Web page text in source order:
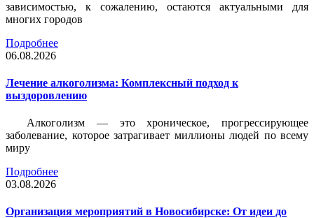
зависимостью, к сожалению, остаются актуальными для
многих городов
Подробнее
06.08.2026
Лечение алкоголизма: Комплексный подход к
выздоровлению
Алкоголизм — это хроническое, прогрессирующее
заболевание, которое затрагивает миллионы людей по всему
миру
Подробнее
03.08.2026
Организация мероприятий в Новосибирске: От идеи до